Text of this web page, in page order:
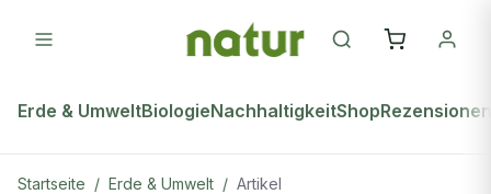
Erde & UmweltBiologieNachhaltigkeitShopRezensionen
Startseite / Erde & Umwelt / Artikel